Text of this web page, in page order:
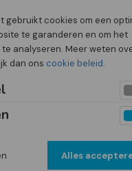
gebruikt cookies om een
te garanderen en om het
analyseren. Meer weten
dan ons cookie beleid.
Alles